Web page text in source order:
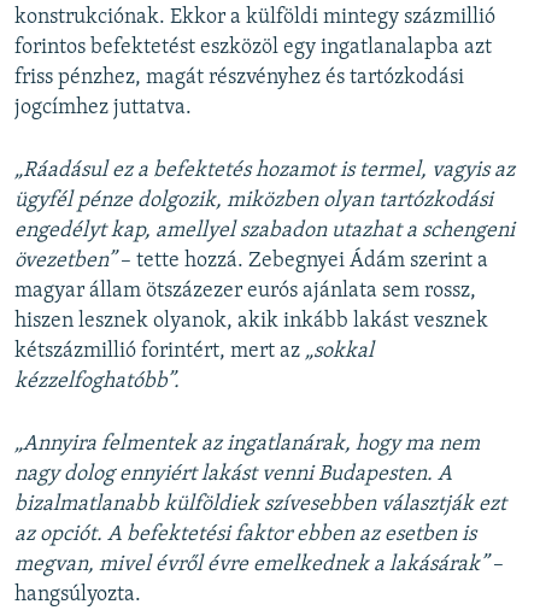
konstrukciónak. Ekkor a külföldi mintegy százmillió
forintos befektetést eszközöl egy ingatlanalapba azt
friss pénzhez, magát részvényhez és tartózkodási
jogcímhez juttatva.
„Ráadásul ez a befektetés hozamot is termel, vagyis az
ügyfél pénze dolgozik, miközben olyan tartózkodási
engedélyt kap, amellyel szabadon utazhat a schengeni
övezetben”– tette hozzá. Zebegnyei Ádám szerint a
magyar állam ötszázezer eurós ajánlata sem rossz,
hiszen lesznek olyanok, akik inkább lakást vesznek
kétszázmillió forintért, mert az „sokkal
kézzelfoghatóbb”.
„Annyira felmentek az ingatlanárak, hogy ma nem
nagy dolog ennyiért lakást venni Budapesten. A
bizalmatlanabb külföldiek szívesebben választják ezt
az opciót. A befektetési faktor ebben az esetben is
megvan, mivel évről évre emelkednek a lakásárak”–
hangsúlyozta.